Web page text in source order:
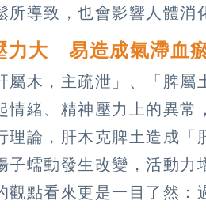
所導致，也會影響人體消
力大 易造成氣滯血
屬木，主疏泄」、「脾
情緒、精神壓力上的異常
理論，肝木克脾土造成
子蠕動發生改變，活動力
觀點看來更是一目了然：